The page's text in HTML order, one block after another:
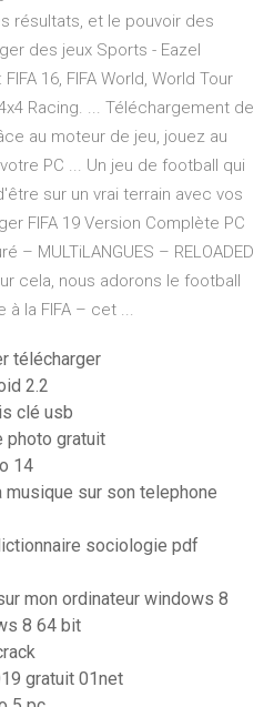
résultats, et le pouvoir des
des jeux Sports - Eazel
16, FIFA World, World Tour
Racing. ... Téléchargement de
au moteur de jeu, jouez au
PC ... Un jeu de football qui
sur un vrai terrain avec vos
FIFA 19 Version Complète PC
– MULTiLANGUES – RELOADED
cela, nous adorons le football
la FIFA – cet ...
télécharger
2.2
clé usb
photo gratuit
14
sur son telephone
sociologie pdf
mon ordinateur windows 8
8 64 bit
gratuit 01net